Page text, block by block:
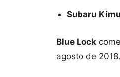
Subaru
Blue Lock
agosto de 2018.